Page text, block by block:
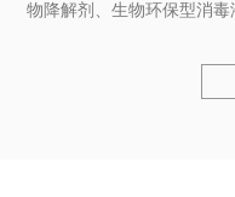
物降解剂、生物环保型消毒